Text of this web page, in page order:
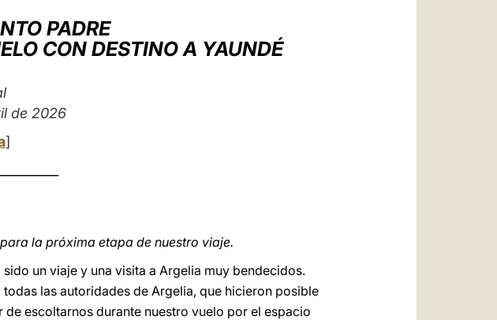
PADRE
CON DESTINO A YAUNDÉ
de 2026
]
la próxima etapa de nuestro viaje.
un viaje y una visita a Argelia muy bendecidos.
las autoridades de Argelia, que hicieron posible
escoltarnos durante nuestro vuelo por el espacio